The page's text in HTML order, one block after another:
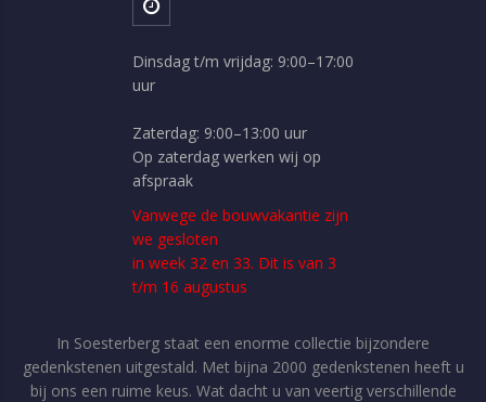
Dinsdag t/m vrijdag: 9:00–17:00
uur
Zaterdag: 9:00–13:00 uur
Op zaterdag werken wij op
afspraak
Vanwege de bouwvakantie zijn
we gesloten
in week 32 en 33. Dit is van 3
t/m 16 augustus
In Soesterberg staat een enorme collectie bijzondere
gedenkstenen uitgestald. Met bijna 2000 gedenkstenen heeft u
bij ons een ruime keus. Wat dacht u van veertig verschillende